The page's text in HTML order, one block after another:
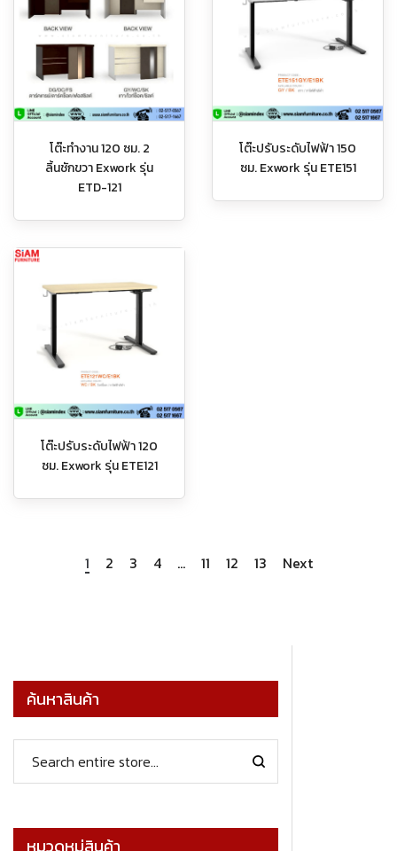
โต๊ะทำงาน 120 ซม. 2
ลิ้นชักขวา Exwork รุ่น
ETD-121
โต๊ะปรับระดับไฟฟ้า 150
ซม. Exwork รุ่น ETE151
โต๊ะปรับระดับไฟฟ้า 120
ซม. Exwork รุ่น ETE121
1 2 3 4 … 11 12 13 Next
ค้นหาสินค้า
หมวดหมู่สินค้า